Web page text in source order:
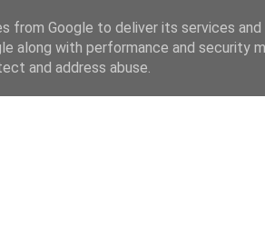
Online casino CZ
from Google to deliver its services
along with performance and security
and address abuse.